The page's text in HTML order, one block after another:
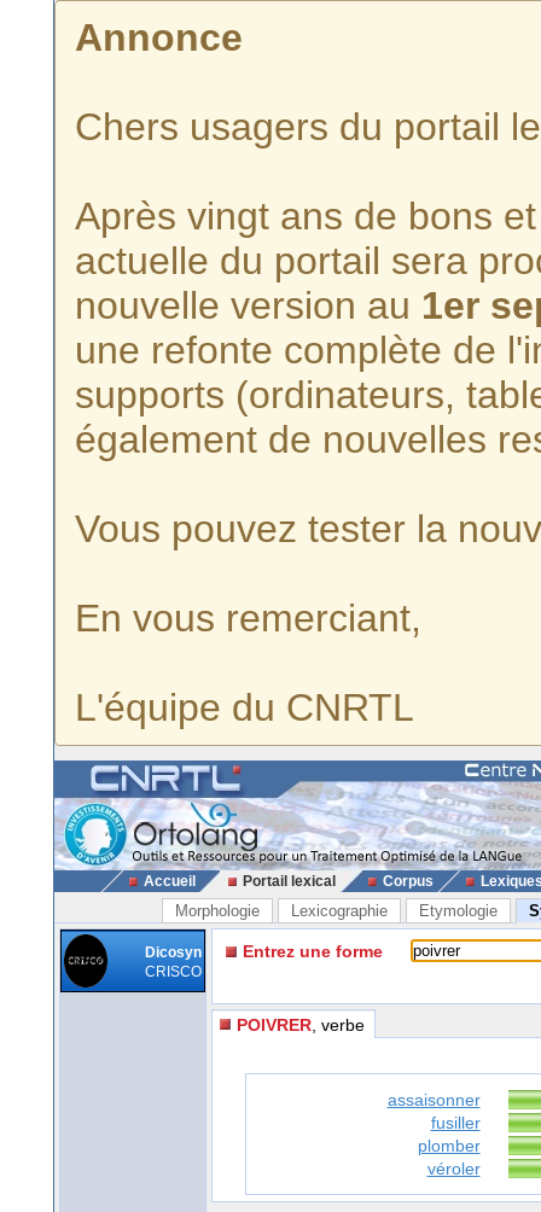
Annonce
Chers usagers du portail
Après vingt ans de bons
actuelle du portail sera
nouvelle version au 1er
une refonte complète de
supports (ordinateurs,
également de nouvelles
Vous pouvez tester la
En vous remerciant,
L'équipe du CNRTL
Accueil Portail lexical Corpus
Morphologie Lexicographie Etymologie
Dicosyn
CRISCO
Entrez une forme
POIVRER , verbe
assaisonner
fusiller
plomber
véroler